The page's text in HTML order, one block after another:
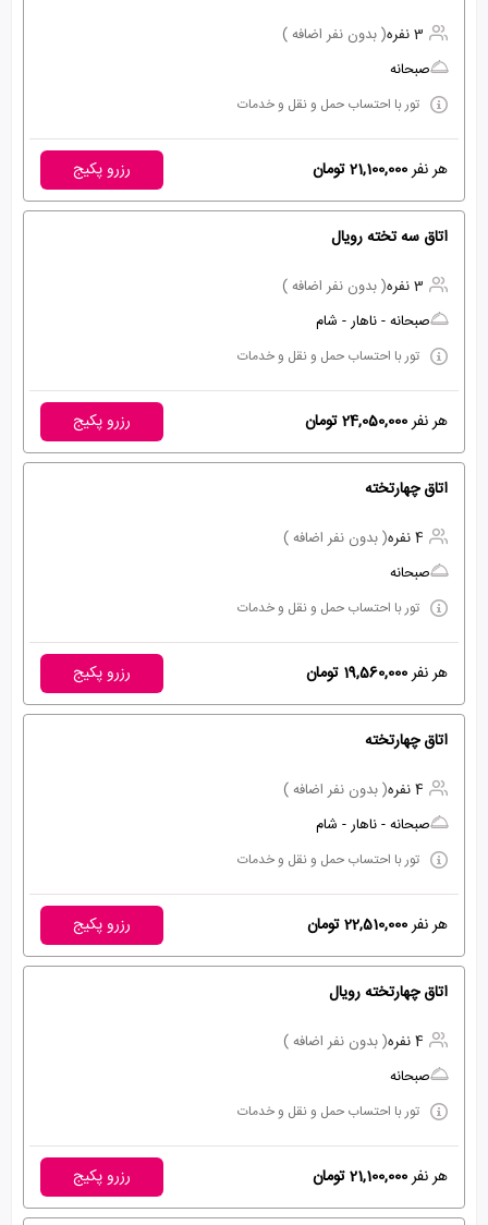
3 نفره
( بدون نفر اضافه )
صبحانه
تور با احتساب حمل و نقل و خدمات
هر نفر21,100,000 تومان رزرو پکیج
اتاق سه تخته رویال
3 نفره
( بدون نفر اضافه )
صبحانه - ناهار - شام
تور با احتساب حمل و نقل و خدمات
هر نفر24,050,000 تومان رزرو پکیج
اتاق چهارتخته
4 نفره
( بدون نفر اضافه )
صبحانه
تور با احتساب حمل و نقل و خدمات
هر نفر19,560,000 تومان رزرو پکیج
اتاق چهارتخته
4 نفره
( بدون نفر اضافه )
صبحانه - ناهار - شام
تور با احتساب حمل و نقل و خدمات
هر نفر22,510,000 تومان رزرو پکیج
اتاق چهارتخته رویال
4 نفره
( بدون نفر اضافه )
صبحانه
تور با احتساب حمل و نقل و خدمات
هر نفر21,100,000 تومان رزرو پکیج